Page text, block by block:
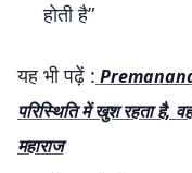
होती है”
यह भी पढ़ें :
परिस्थिति में खुश रहता है,
महाराज